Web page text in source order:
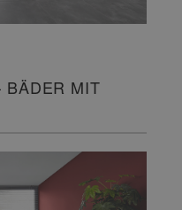
BÄDER MIT